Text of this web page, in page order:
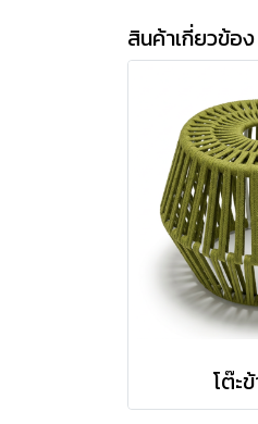
สินค้าเกี่ยวข้อง
โต๊ะ